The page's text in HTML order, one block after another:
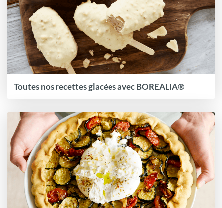
Toutes nos recettes glacées avec BOREALIA®